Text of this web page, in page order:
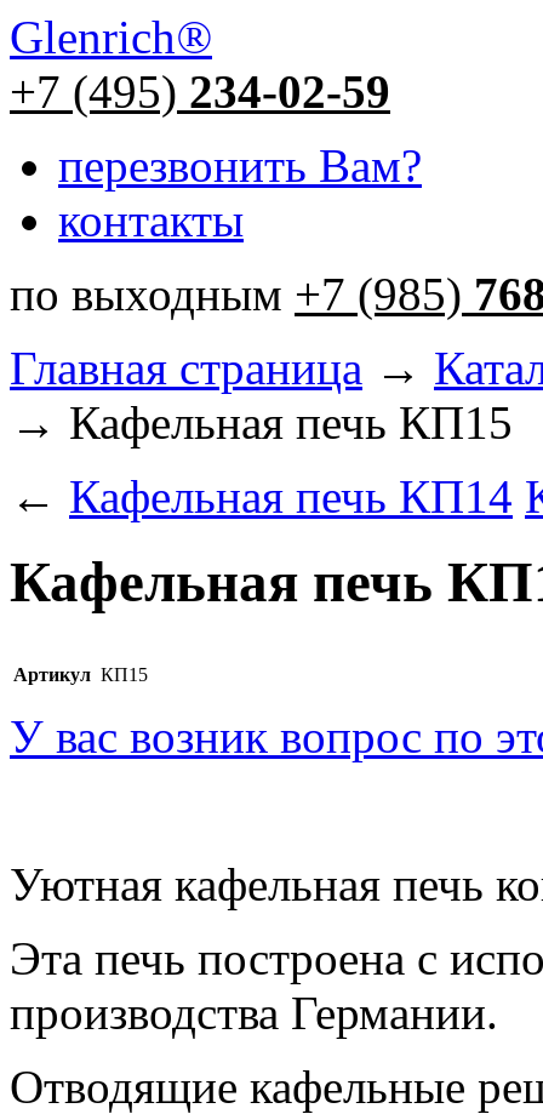
Glenrich®
+7 (495) 234-02-59
перезвонить Вам?
контакты
по выходным +7 (985)
Главная страница →
→ Кафельная печь КП15
← Кафельная печь КП14
Кафельная печь
Артикул КП15
У вас возник вопрос по
Уютная кафельная печь
Эта печь построена с
производства Германии.
Отводящие кафельные